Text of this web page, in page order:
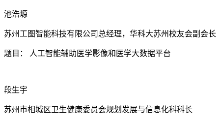
池浩塬
苏州工图智能科技有限公司总经理，华科大苏州校友会副会长
题目： 人工智能辅助医学影像和医学大数据平台
段生宇
苏州市相城区卫生健康委员会规划发展与信息化科科长